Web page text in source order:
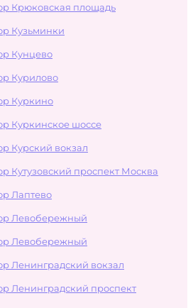
Крюковская площадь
Кузьминки
Кунцево
Курилово
Куркино
Куркинское шоссе
Курский вокзал
Кутузовский проспект Москва
Лаптево
Левобережный
Левобережный
Ленинградский вокзал
Ленинградский проспект